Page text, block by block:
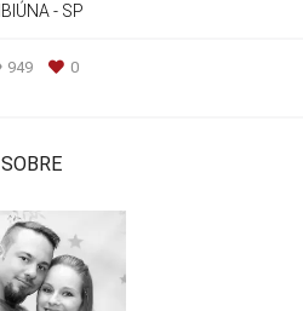
IBIÚNA - SP
949 0
SOBRE